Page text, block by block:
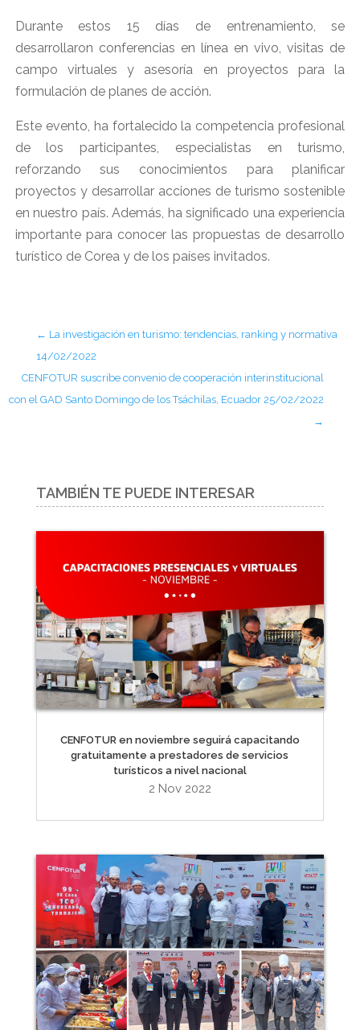
Durante estos 15 días de entrenamiento, se
desarrollaron conferencias en línea en vivo, visitas de
campo virtuales y asesoría en proyectos para la
formulación de planes de acción.
Este evento, ha fortalecido la competencia profesional
de los participantes, especialistas en turismo,
reforzando sus conocimientos para planificar
proyectos y desarrollar acciones de turismo sostenible
en nuestro país. Además, ha significado una experiencia
importante para conocer las propuestas de desarrollo
turístico de Corea y de los países invitados.
← La investigación en turismo: tendencias, ranking y normativa
14/02/2022
CENFOTUR suscribe convenio de cooperación interinstitucional
con el GAD Santo Domingo de los Tsáchilas, Ecuador 25/02/2022
→
TAMBIÉN TE PUEDE INTERESAR
CENFOTUR en noviembre seguirá capacitando
gratuitamente a prestadores de servicios
turísticos a nivel nacional
2 Nov 2022